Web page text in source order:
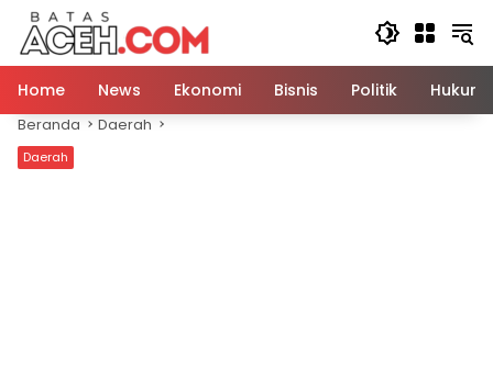
Langsung
konten
Home
News Ekonomi Bisnis Politik Hukum
Beranda Daerah
Daerah